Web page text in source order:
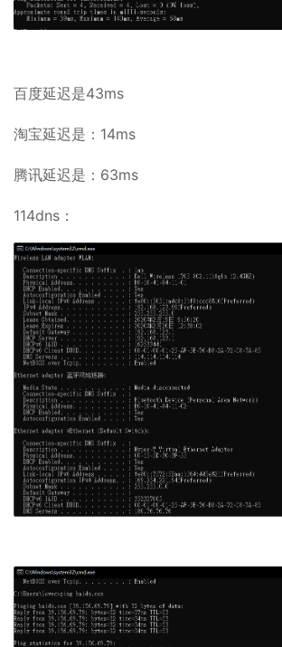
百度延迟是43ms
淘宝延迟是：14ms
腾讯延迟是：63ms
114dns：